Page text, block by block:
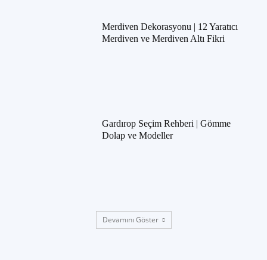
Merdiven Dekorasyonu | 12 Yaratıcı
Merdiven ve Merdiven Altı Fikri
Gardırop Seçim Rehberi | Gömme
Dolap ve Modeller
Devamını Göster